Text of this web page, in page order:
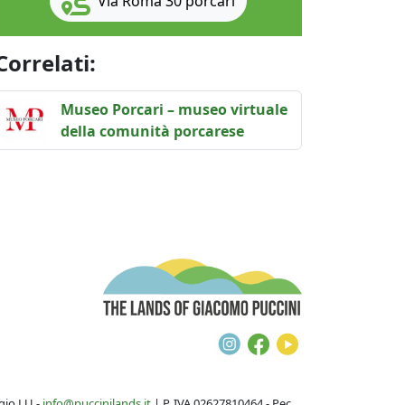
Museo Porcari - museo virtuale della comunità
Museo Porcari – museo virtuale
della comunità porcarese
Instagram
Facebook